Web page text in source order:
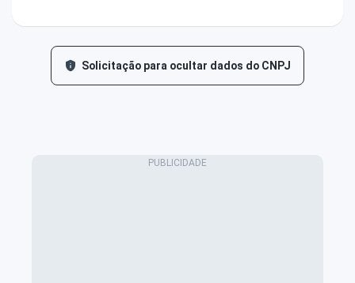
Solicitação para ocultar dados do CNPJ